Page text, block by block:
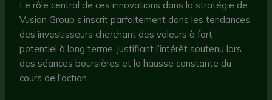
Le rôle central de ces innovations dans la stratégie de
Vusion Group s’inscrit parfaitement dans les tendances
des investisseurs cherchant des valeurs à fort
potentiel à long terme, justifiant l’intérêt soutenu lors
des séances boursières et la hausse constante du
cours de l’action.